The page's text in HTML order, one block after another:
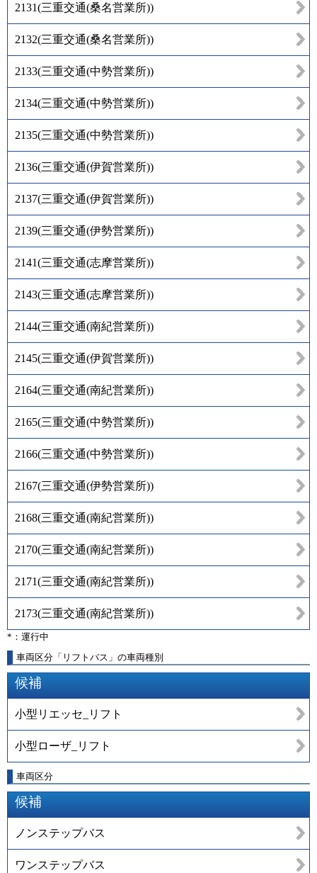
2131(三重交通(桑名営業所))
2132(三重交通(桑名営業所))
2133(三重交通(中勢営業所))
2134(三重交通(中勢営業所))
2135(三重交通(中勢営業所))
2136(三重交通(伊賀営業所))
2137(三重交通(伊賀営業所))
2139(三重交通(伊勢営業所))
2141(三重交通(志摩営業所))
2143(三重交通(志摩営業所))
2144(三重交通(南紀営業所))
2145(三重交通(伊賀営業所))
2164(三重交通(南紀営業所))
2165(三重交通(中勢営業所))
2166(三重交通(中勢営業所))
2167(三重交通(伊勢営業所))
2168(三重交通(南紀営業所))
2170(三重交通(南紀営業所))
2171(三重交通(南紀営業所))
2173(三重交通(南紀営業所))
*：運行中
車両区分「リフトバス」の車両種別
候補
小型リエッセ_リフト
小型ローザ_リフト
車両区分
候補
ノンステップバス
ワンステップバス